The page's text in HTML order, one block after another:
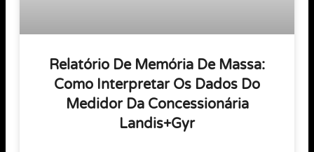
Relatório De Memória De Massa:
Como Interpretar Os Dados Do
Medidor Da Concessionária
Landis+Gyr